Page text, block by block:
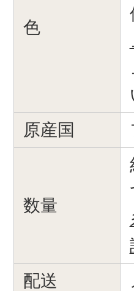
色
原産国
数量
配送